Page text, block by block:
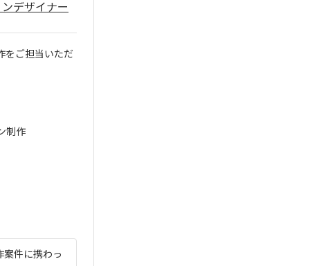
デザイナー
をご担当いただ
制作
案件に携わっ